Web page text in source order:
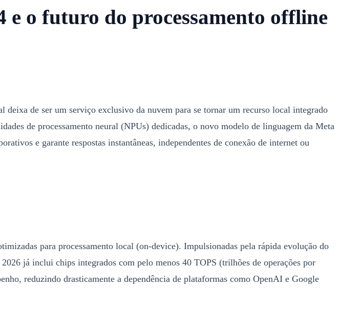
e o futuro do processamento offline
de ser um serviço exclusivo da nuvem para se tornar um recurso local integrado
de processamento neural (NPUs) dedicadas, o novo modelo de linguagem da Meta
e garante respostas instantâneas, independentes de conexão de internet ou
para processamento local (on-device). Impulsionadas pela rápida evolução do
já inclui chips integrados com pelo menos 40 TOPS (trilhões de operações por
reduzindo drasticamente a dependência de plataformas como OpenAI e Google